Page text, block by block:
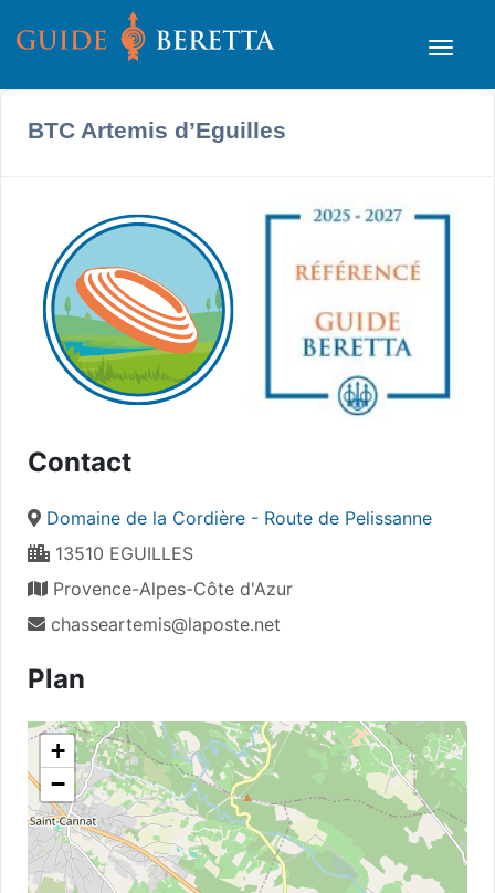
BTC Artemis d’Eguilles
Contact
Domaine de la Cordière - Route de Pelissanne
13510 EGUILLES
Provence-Alpes-Côte d'Azur
chasseartemis@laposte.net
Plan
+
−